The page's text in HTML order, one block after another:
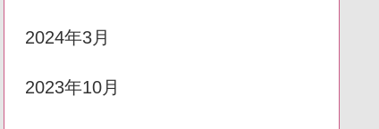
2024年3月
2023年10月